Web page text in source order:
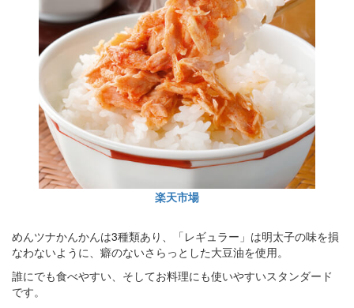
楽天市場
めんツナかんかんは3種類あり、「レギュラー」は明太子の味を損
なわないように、癖のないさらっとした大豆油を使用。
誰にでも食べやすい、そしてお料理にも使いやすいスタンダード
です。